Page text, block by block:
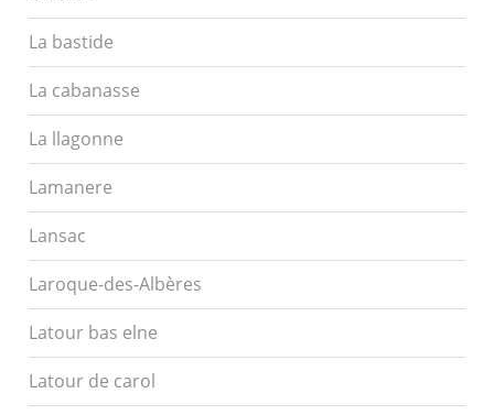
La bastide
La cabanasse
La llagonne
Lamanere
Lansac
Laroque-des-Albères
Latour bas elne
Latour de carol